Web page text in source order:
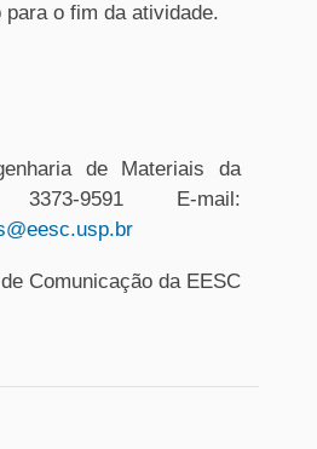
o fim da atividade.
de Materiais da
9591 E-mail:
Comunicação da EESC